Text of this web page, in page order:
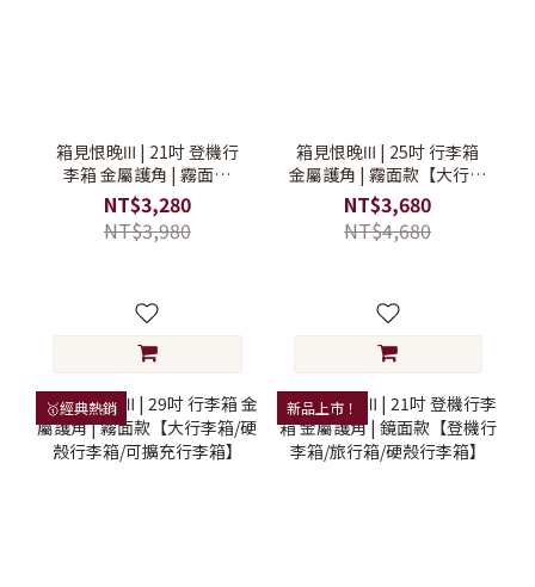
箱見恨晚Ⅲ | 21吋 登機行
李箱 金屬護角 | 霧面款
【登機行李箱/旅行箱/硬殼
行李箱】
NT$3,280
NT$3,980
箱見恨晚Ⅲ | 25吋 行李箱
金屬護角 | 霧面款【大行李
箱/硬殼行李箱/可擴充行李
箱】
NT$3,680
NT$4,680
🥇經典熱銷 新品上市！